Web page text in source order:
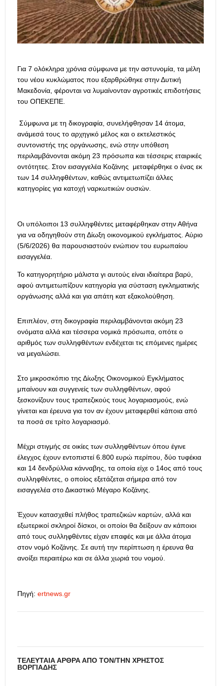
Για 7 ολόκληρα χρόνια σύμφωνα με την αστυνομία, τα μέλη
του νέου κυκλώματος που εξαρθρώθηκε στην Δυτική
Μακεδονία, φέρονται να λυμαίνονταν αγροτικές επιδοτήσεις
του ΟΠΕΚΕΠΕ.
Σύμφωνα με τη δικογραφία, συνελήφθησαν 14 άτομα,
ανάμεσά τους το αρχηγικό μέλος και ο εκτελεστικός
συντονιστής της οργάνωσης, ενώ στην υπόθεση
περιλαμβάνονται ακόμη 23 πρόσωπα και τέσσερις εταιρικές
οντότητες. Στον εισαγγελέα Κοζάνης μεταφέρθηκε ο ένας εκ
των 14 συλληφθέντων, καθώς αντιμετωπίζει άλλες
κατηγορίες για κατοχή ναρκωτικών ουσιών.
Οι υπόλοιποι 13 συλληφθέντες μεταφέρθηκαν στην Αθήνα
για να οδηγηθούν στη Δίωξη οικονομικού εγκλήματος. Αύριο
(5/6/2026) θα παρουσιαστούν ενώπιον του ευρωπαίου
εισαγγελέα.
Το κατηγορητήριο μάλιστα γι αυτούς είναι ιδιαίτερα βαρύ,
αφού αντιμετωπίζουν κατηγορία για σύσταση εγκληματικής
οργάνωσης αλλά και για απάτη κατ εξακολούθηση.
Επιπλέον, στη δικογραφία περιλαμβάνονται ακόμη 23
ονόματα αλλά και τέσσερα νομικά πρόσωπα, οπότε ο
αριθμός των συλληφθέντων ενδέχεται τις επόμενες ημέρες
να μεγαλώσει.
Στο μικροσκόπιο της Δίωξης Οικονομικού Εγκλήματος
μπαίνουν και συγγενείς των συλληφθέντων, αφού
ξεσκονίζουν τους τραπεζικούς τους λογαριασμούς, ενώ
γίνεται και έρευνα για τον αν έχουν μεταφερθεί κάποια από
τα ποσά σε τρίτο λογαριασμό.
Μέχρι στιγμής σε οικίες των συλληφθέντων όπου έγινε
έλεγχος έχουν εντοπιστεί 6.800 ευρώ περίπου, δύο τυφέκια
και 14 δενδρύλλια κάνναβης, τα οποία είχε ο 14ος από τους
συλληφθέντες, ο οποίος εξετάζεται σήμερα από τον
εισαγγελέα στο Δικαστικό Μέγαρο Κοζάνης.
Έχουν κατασχεθεί πλήθος τραπεζικών καρτών, αλλά και
εξωτερικοί σκληροί δίσκοι, οι οποίοι θα δείξουν αν κάποιοι
από τους συλληφθέντες είχαν επαφές και με άλλα άτομα
στον νομό Κοζάνης. Σε αυτή την περίπτωση η έρευνα θα
ανοίξει περαιτέρω και σε άλλα χωριά του νομού.
Πηγή: ertnews.gr
ΤΕΛΕΥΤΑΊΑ ΆΡΘΡΑ ΑΠΌ ΤΟΝ/ΤΗΝ ΧΡΉΣΤΟΣ
ΒΟΡΓΙΆΔΗΣ